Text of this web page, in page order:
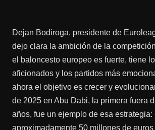
Dejan Bodiroga, presidente de
dejo clara la ambición de la
el baloncesto europeo es fuerte, tiene
aficionados y los partidos más
ahora el objetivo es crecer y
de 2025 en Abu Dabi, la primera fuera
años, fue un ejemplo de esa
aproximadamente 50 millones de